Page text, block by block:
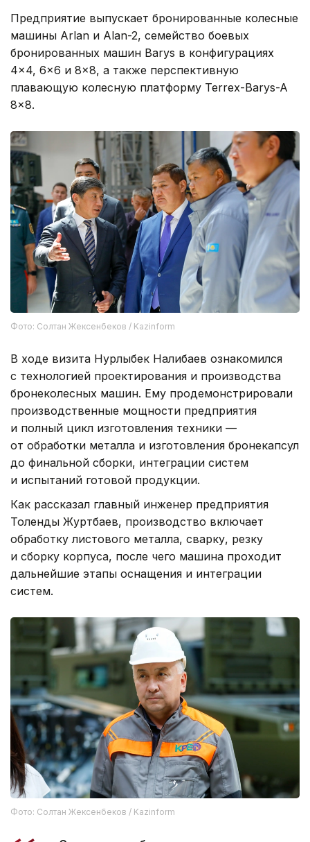
Предприятие выпускает бронированные колесные
машины Arlan и Alan-2, семейство боевых
бронированных машин Barys в конфигурациях
4×4, 6×6 и 8×8, а также перспективную
плавающую колесную платформу Terrex-Barys-A
8×8.
Фото: Солтан Жексенбеков / Kazinform
В ходе визита Нурлыбек Налибаев ознакомился
с технологией проектирования и производства
бронеколесных машин. Ему продемонстрировали
производственные мощности предприятия
и полный цикл изготовления техники —
от обработки металла и изготовления бронекапсул
до финальной сборки, интеграции систем
и испытаний готовой продукции.
Как рассказал главный инженер предприятия
Толенды Журтбаев, производство включает
обработку листового металла, сварку, резку
и сборку корпуса, после чего машина проходит
дальнейшие этапы оснащения и интеграции
систем.
Фото: Солтан Жексенбеков / Kazinform